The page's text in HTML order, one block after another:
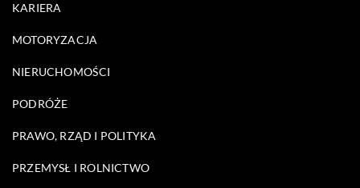
KARIERA
MOTORYZACJA
NIERUCHOMOŚCI
PODRÓŻE
PRAWO, RZĄD I POLITYKA
PRZEMYSŁ I ROLNICTWO